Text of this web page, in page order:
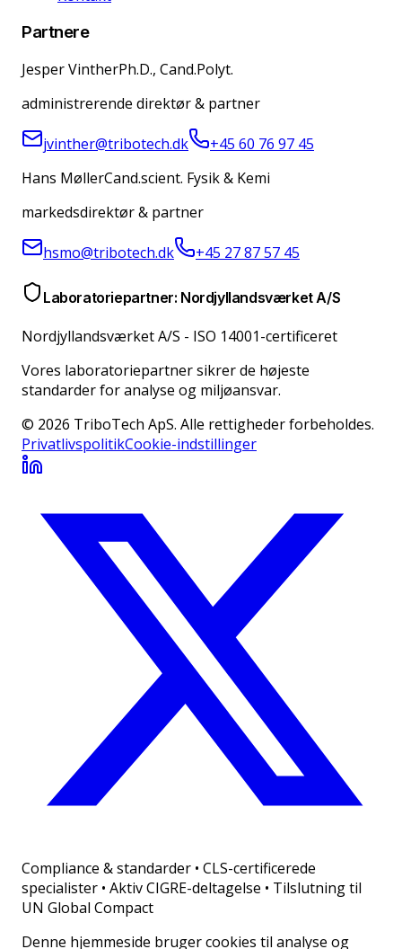
Partnere
Jesper VintherPh.D., Cand.Polyt.
administrerende direktør & partner
jvinther@tribotech.dk
+45 60 76 97 45
Hans MøllerCand.scient. Fysik & Kemi
markedsdirektør & partner
hsmo@tribotech.dk +45 27 87 57 45
Laboratoriepartner: Nordjyllandsværket A/S
Nordjyllandsværket A/S - ISO 14001-certificeret
Vores laboratoriepartner sikrer de højeste
standarder for analyse og miljøansvar.
© 2026 TriboTech ApS. Alle rettigheder forbeholdes.
PrivatlivspolitikCookie-indstillinger
Compliance & standarder • CLS-certificerede
specialister • Aktiv CIGRE-deltagelse • Tilslutning til
UN Global Compact
Denne hjemmeside bruger cookies til analyse og